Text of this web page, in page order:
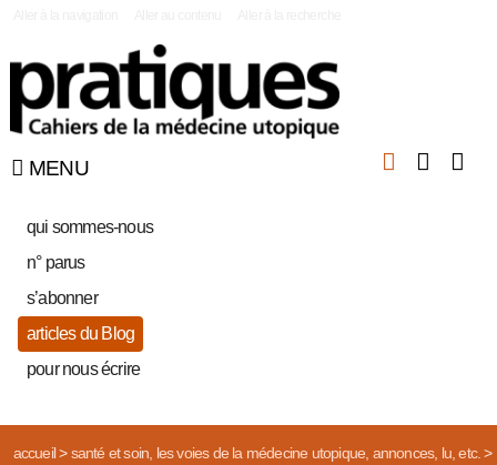
MENU
qui sommes-nous
n° parus
s’abonner
articles du Blog
pour nous écrire
accueil> santé et soin, les voies de la médecine utopique, annonces, lu, etc.>